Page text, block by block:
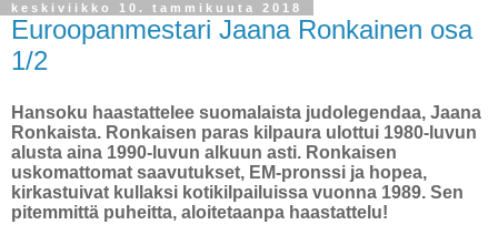
keskiviikko 10. tammikuuta 2018
Euroopanmestari Jaana Ronkainen osa
1/2
Hansoku haastattelee suomalaista judolegendaa, Jaana
Ronkaista. Ronkaisen paras kilpaura ulottui 1980-luvun
alusta aina 1990-luvun alkuun asti. Ronkaisen
uskomattomat saavutukset, EM-pronssi ja hopea,
kirkastuivat kullaksi kotikilpailuissa vuonna 1989. Sen
pitemmittä puheitta, aloitetaanpa haastattelu!